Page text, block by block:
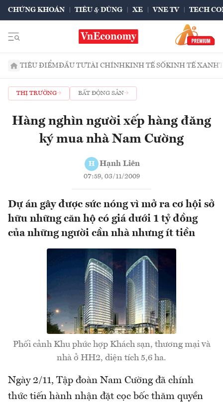
CHỨNG KHOÁN TIÊU & DÙNG XE VNE TV TECH
TIÊU ĐIỂMĐẦU TƯTÀI CHÍNHKINH TẾ SỐKINH TẾ XANH
THỊ TRƯỜNG BẤT ĐỘNG SẢN
Hàng nghìn người xếp hàng đăng
ký mua nhà Nam Cường
H Hạnh Liên
07:59, 03/11/2009
Dự án gây được sức nóng vì mở ra cơ hội sở
hữu những căn hộ có giá dưới 1 tỷ đồng
của những người cần nhà nhưng ít tiền
Phối cảnh Khu phức hợp Khách sạn, thương mại và
nhà ở HH2, diện tích 5,6 ha.
Ngày 2/11, Tập đoàn Nam Cường đã chính
thức tiến hành nhận đặt cọc bốc thăm quyền